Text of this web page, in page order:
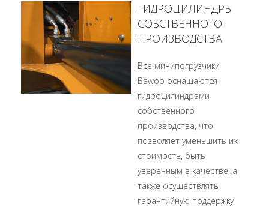
ГИДРОЦИЛИНДРЫ
СОБСТВЕННОГО
ПРОИЗВОДСТВА
Все минипогрузчики
Bawoo оснащаются
гидроцилиндрами
собственного
производства, что
позволяет уменьшить их
стоимость, быть
уверенным в качестве, а
также осуществлять
гарантийную поддержку